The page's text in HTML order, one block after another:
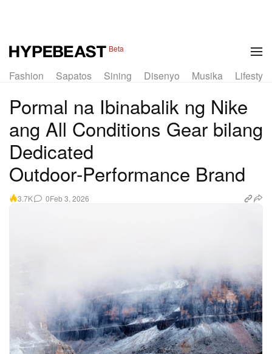
Beta
Fashion Sapatos Sining Disenyo Musika Lifestyle
Pormal na Ibinabalik ng Nike
ang All Conditions Gear bilang
Dedicated
Outdoor‑Performance Brand
3.7K 0Feb 3, 2026